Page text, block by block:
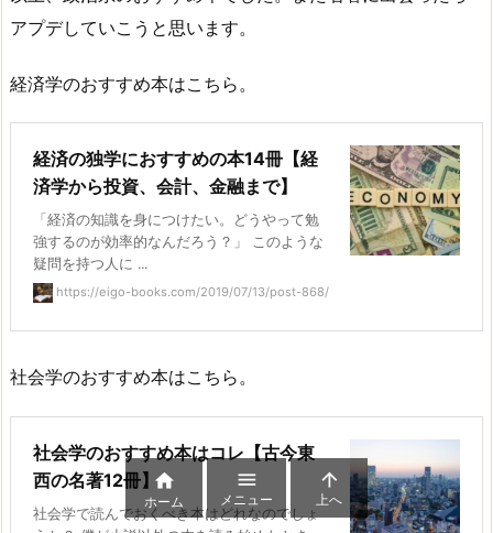
アプデしていこうと思います。
経済学のおすすめ本はこちら。
経済の独学におすすめの本14冊【経
済学から投資、会計、金融まで】
「経済の知識を身につけたい。どうやって勉
強するのが効率的なんだろう？」 このような
疑問を持つ人に ...
https://eigo-books.com/2019/07/13/post-868/
社会学のおすすめ本はこちら。
社会学のおすすめ本はコレ【古今東
西の名著12冊】
社会学で読んでおくべき本はどれなのでしょ

ホーム

メニュー

上へ